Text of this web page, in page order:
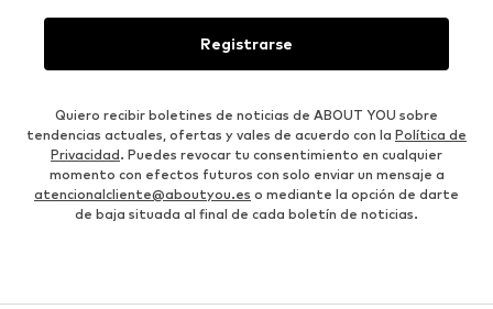
Registrarse
Quiero recibir boletines de noticias de ABOUT YOU sobre
tendencias actuales, ofertas y vales de acuerdo con la Política de
Privacidad. Puedes revocar tu consentimiento en cualquier
momento con efectos futuros con solo enviar un mensaje a
atencionalcliente@aboutyou.es o mediante la opción de darte
de baja situada al final de cada boletín de noticias.